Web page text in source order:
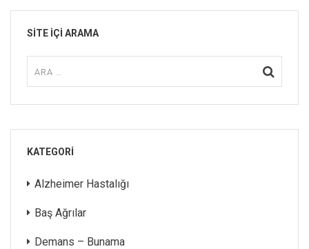
SITE IÇI ARAMA
KATEGORI
Alzheimer Hastalığı
Baş Ağrılar
Demans – Bunama